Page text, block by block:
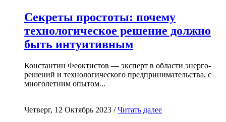
Секреты простоты: почему
технологическое решение должно
быть интуитивным
Константин Феоктистов — эксперт в области энерго-
решений и технологического предпринимательства, с
многолетним опытом...
Четверг, 12 Октябрь 2023 /Читать далее